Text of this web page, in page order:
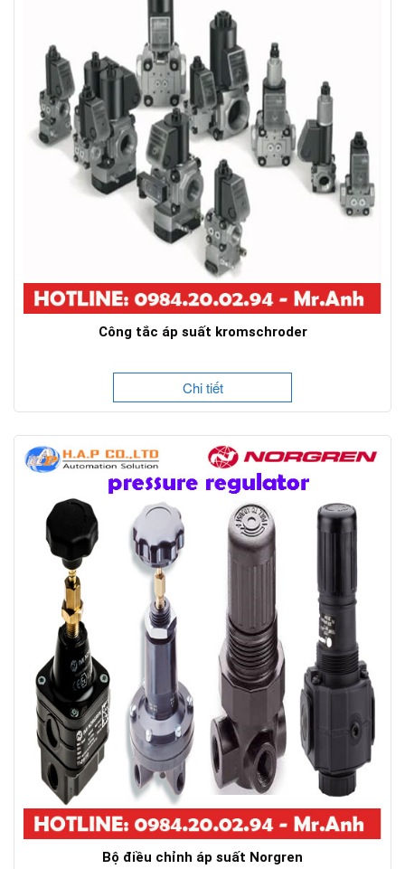
Công tắc áp suất kromschroder
Chi tiết
Bộ điều chỉnh áp suất Norgren